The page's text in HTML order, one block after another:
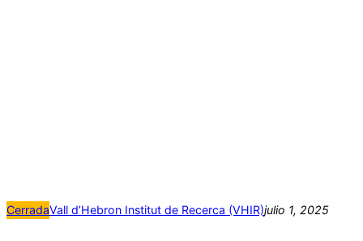
CerradaVall d’Hebron Institut de Recerca (VHIR)julio 1, 2025